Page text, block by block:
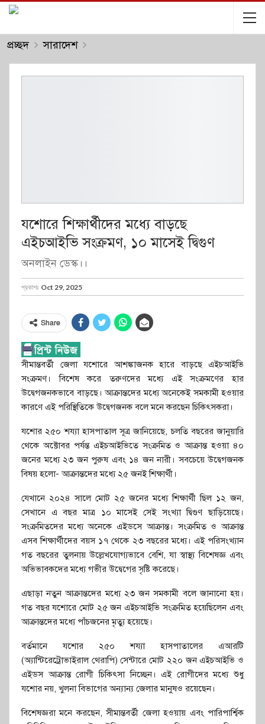
প্রচ্ছদ সারাদেশ
যশোরে শিক্ষার্থীদের মধ্যে বাড়ছে
এইচআইভি সংক্রমণ, ১০ মাসেই দ্বিগুণ
অনলাইন ডেস্ক।।
প্রকাশঃ Oct 29, 2025
Share
সীমান্তবর্তী জেলা যশোরে আশঙ্কাজনক হারে বাড়ছে এইচআইভি
সংক্রমণ। বিশেষ করে তরুণদের মধ্যে এই সংক্রমণের হার
উদ্বেগজনকভাবে বাড়ছে। আক্রান্তদের মধ্যে অনেকেই সমকামী হওয়ার
কারণে এই পরিস্থিতিকে উদ্বেগজনক বলে মনে করছেন চিকিৎসকরা।
যশোর ২৫০ শয্যা হাসপাতাল সূত্র জানিয়েছে, চলতি বছরের জানুয়ারি
থেকে অক্টোবর পর্যন্ত এইচআইভিতে সংক্রমিত ও আক্রান্ত হওয়া ৪০
জনের মধ্যে ২৩ জন পুরুষ এবং ১৪ জন নারী। সবচেয়ে উদ্বেগজনক
বিষয় হলো- আক্রান্তদের মধ্যে ২৫ জনই শিক্ষার্থী।
যেখানে ২০২৪ সালে মোট ২৫ জনের মধ্যে শিক্ষার্থী ছিল ১২ জন,
সেখানে এ বছর মাত্র ১০ মাসেই সেই সংখ্যা দ্বিগুণ ছাড়িয়েছে।
সংক্রমিতদের মধ্যে অনেকে এইডসে আক্রান্ত। সংক্রমিত ও আক্রান্ত
এসব শিক্ষার্থীদের বয়স ১৭ থেকে ২৩ বছরের মধ্যে। এই পরিসংখ্যান
গত বছরের তুলনায় উল্লেখযোগ্যভাবে বেশি, যা স্বাস্থ্য বিশেষজ্ঞ এবং
অভিভাবকদের মধ্যে গভীর উদ্বেগের সৃষ্টি করেছে।
এছাড়া নতুন আক্রান্তদের মধ্যে ২৩ জন সমকামী বলে জানানো হয়।
গত বছর যশোরে মোট ২৫ জন এইচআইভি সংক্রমিত হয়েছিলেন এবং
আক্রান্তদের মধ্যে পাঁচজনের মৃত্যু হয়েছে।
বর্তমানে যশোর ২৫০ শয্যা হাসপাতালের এআরটি
(অ্যান্টিরেট্রোভাইরাল থেরাপি) সেন্টারে মোট ২২০ জন এইচআইভি ও
এইডস আক্রান্ত রোগী চিকিৎসা নিচ্ছেন। এই রোগীদের মধ্যে শুধু
যশোর নয়, খুলনা বিভাগের অন্যান্য জেলার মানুষও রয়েছেন।
বিশেষজ্ঞরা মনে করছেন, সীমান্তবর্তী জেলা হওয়ায় এবং পারিপার্শ্বিক